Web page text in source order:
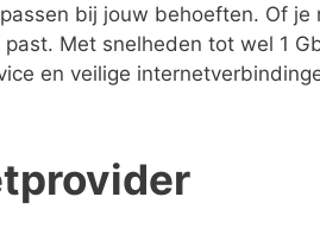
bij jouw behoeften. Of
Met snelheden tot wel 1
en veilige